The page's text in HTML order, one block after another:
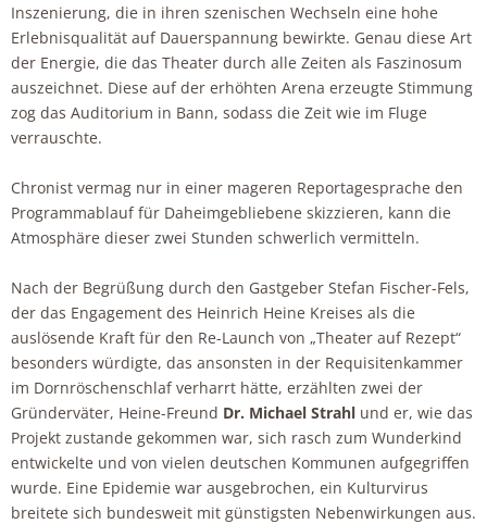
Inszenierung, die in ihren szenischen Wechseln eine hohe
Erlebnisqualität auf Dauerspannung bewirkte. Genau diese Art
der Energie, die das Theater durch alle Zeiten als Faszinosum
auszeichnet. Diese auf der erhöhten Arena erzeugte Stimmung
zog das Auditorium in Bann, sodass die Zeit wie im Fluge
verrauschte.
Chronist vermag nur in einer mageren Reportagesprache den
Programmablauf für Daheimgebliebene skizzieren, kann die
Atmosphäre dieser zwei Stunden schwerlich vermitteln.
Nach der Begrüßung durch den Gastgeber Stefan Fischer-Fels,
der das Engagement des Heinrich Heine Kreises als die
auslösende Kraft für den Re-Launch von „Theater auf Rezept“
besonders würdigte, das ansonsten in der Requisitenkammer
im Dornröschenschlaf verharrt hätte, erzählten zwei der
Gründerväter, Heine-Freund Dr. Michael Strahl und er, wie das
Projekt zustande gekommen war, sich rasch zum Wunderkind
entwickelte und von vielen deutschen Kommunen aufgegriffen
wurde. Eine Epidemie war ausgebrochen, ein Kulturvirus
breitete sich bundesweit mit günstigsten Nebenwirkungen aus.